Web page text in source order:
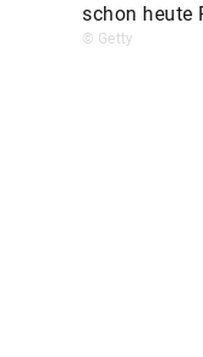
schon heute
© Getty